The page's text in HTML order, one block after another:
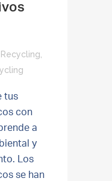
Recycling
tus
con
a
y
Los
se han